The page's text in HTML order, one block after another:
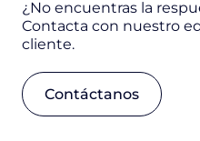
¿No encuentras la
Contacta con nuestro
cliente.
Contáctanos